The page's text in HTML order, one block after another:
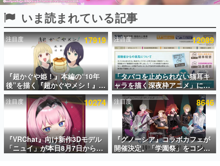
ピックアップ
電ファミのいま読まれている記事ランキング
アプリセール情報
インタビュー
連載・特集一覧
殿堂入り記事
SNS拡散数が数千以上！ ページビュー数万以上！ などな
ど。多くの人々に読まれた、電ファミ渾身の“殿堂入り”記
事をまとめました。
いま読まれている記事
注目度 17919
『超かぐや姫！』本編の“10年
後”を描く『超かぐやメシ！』
Web連載決定。新たなWebマン
ガレーベル「ビビビコミック」
にて特別話が掲載スタート、あ
のお話には…まだ続きがある！
注目度 12089
「タバコを止められない猫耳キ
ャラを描く深夜枠アニメ」に視
聴者の一部から批判意見。違法
薬物の使用と思しき描写も含め
て、BPOが議論を交わす
注目度 10274
『VRChat』向け新作3Dモデル
「ニュイ」が本日8月7日から
BOOTHにて発売。瞳に光る星
注目度 8646
『グノーシア』コラボカフェが
開催決定。「学園祭」をコンセ
プトに、模擬店やセツやSQ、ラ